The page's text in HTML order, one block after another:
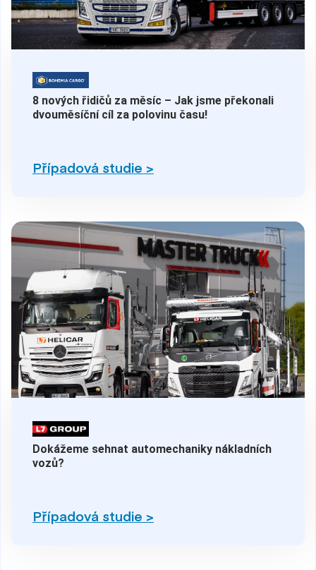
8 nových řidičů za měsíc – Jak jsme překonali
dvouměsíční cíl za polovinu času!
Případová studie >
Dokážeme sehnat automechaniky nákladních
vozů?
Případová studie >